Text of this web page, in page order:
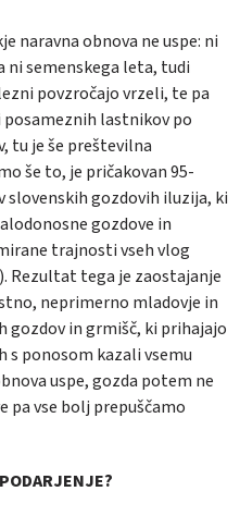
naravna obnova ne uspe: ni
ni semenskega leta, tudi
povzročajo vrzeli, te pa
lastnikov po
tu je še preštevilna
še to, je pričakovan 95-
slovenskih gozdovih iluzija, ki
gozdove in
trajnosti vseh vlog
Rezultat tega je zaostajanje
neprimerno mladovje in
gozdov in grmišč, ki prihajajo
s ponosom kazali vsemu
uspe, gozda potem ne
pa vse bolj prepuščamo